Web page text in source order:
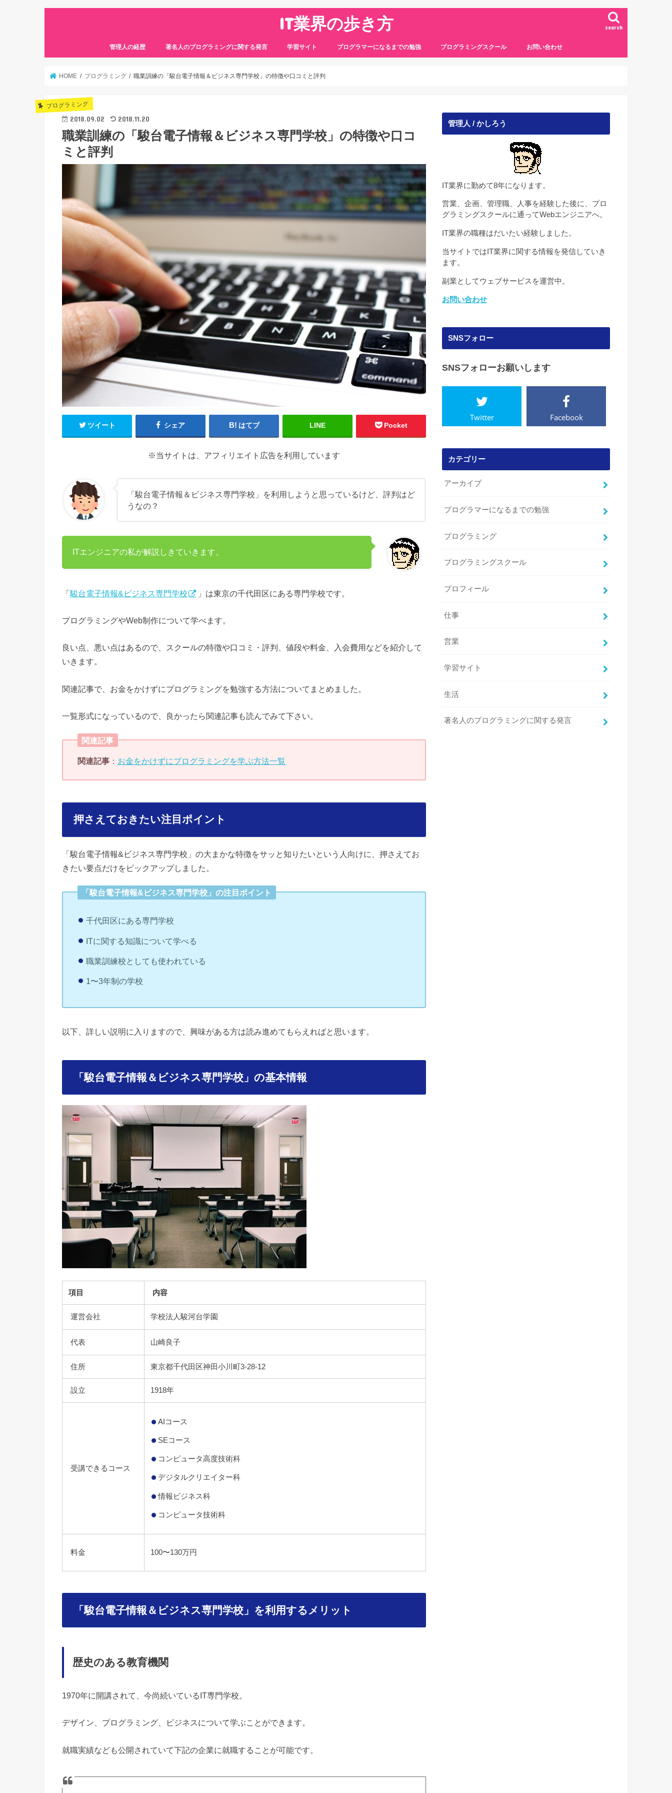
IT業界の歩き方 search
管理人の経歴 著名人のプログラミングに関する発言 学習サイト プログラマーになるまでの勉強 プログラミングスクール お問い合わせ
HOME プログラミング 職業訓練の「駿台電子情報＆ビジネス専門学校」の特徴や口コミと評判
プログラミング
2018.09.02 2018.11.20
職業訓練の「駿台電子情報＆ビジネス専門学校」の特徴や口コ
ミと評判
ツイート シェア はてブ LINE Pocket
※当サイトは、アフィリエイト広告を利用しています
「駿台電子情報＆ビジネス専門学校」を利用しようと思っているけど、評判はど
うなの？
ITエンジニアの私が解説しきていきます。
「駿台電子情報&ビジネス専門学校 」は東京の千代田区にある専門学校です。
プログラミングやWeb制作について学べます。
良い点、悪い点はあるので、スクールの特徴や口コミ・評判、値段や料金、入会費用などを紹介して
いきます。
関連記事で、お金をかけずにプログラミングを勉強する方法についてまとめました。
一覧形式になっているので、良かったら関連記事も読んでみて下さい。
関連記事
関連記事 ： お金をかけずにプログラミングを学ぶ方法一覧
押さえておきたい注目ポイント
「駿台電子情報&ビジネス専門学校」の大まかな特徴をサッと知りたいという人向けに、押さえてお
きたい要点だけをピックアップしました。
「駿台電子情報&ビジネス専門学校」の注目ポイント
千代田区にある専門学校
ITに関する知識について学べる
職業訓練校としても使われている
1〜3年制の学校
以下、詳しい説明に入りますので、興味がある方は読み進めてもらえればと思います。
「駿台電子情報＆ビジネス専門学校」の基本情報
項目 内容
運営会社 学校法人駿河台学園
代表 山崎良子
住所 東京都千代田区神田小川町3-28-12
設立 1918年
受講できるコース
AIコース
SEコース
コンピュータ高度技術科
デジタルクリエイター科
情報ビジネス科
コンピュータ技術科
料金 100〜130万円
「駿台電子情報＆ビジネス専門学校」を利用するメリット
歴史のある教育機関
1970年に開講されて、今尚続いているIT専門学校。
デザイン、プログラミング、ビジネスについて学ぶことができます。
就職実績なども公開されていて下記の企業に就職することが可能です。
管理人 / かしろう
IT業界に勤めて8年になります。
営業、企画、管理職、人事を経験した後に、プロ
グラミングスクールに通ってWebエンジニアへ。
IT業界の職種はだいたい経験しました。
当サイトではIT業界に関する情報を発信していき
ます。
副業としてウェブサービスを運営中。
お問い合わせ
SNSフォロー
SNSフォローお願いします
Twitter Facebook
カテゴリー
アーカイブ
プログラマーになるまでの勉強
プログラミング
プログラミングスクール
プロフィール
仕事
営業
学習サイト
生活
著名人のプログラミングに関する発言